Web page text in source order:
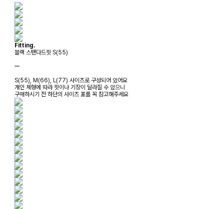
Fitting.
블랙 스탠다드핏 S(55)
ㅡ
S(55), M(66), L(77) 사이즈로 구성되어 있어요
개인 체형에 따라 핏이나 기장이 달라질 수 있으니
구매하시기 전 하단의 사이즈 표를 꼭 참고해주세요